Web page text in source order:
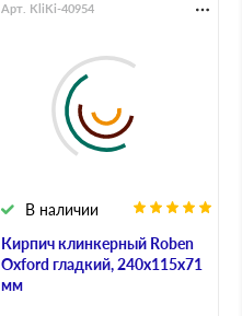
Кирпич клинкерный Roben
Oxford гладкий, 240х115х71
мм
В наличии
Арт. KliKi-40954